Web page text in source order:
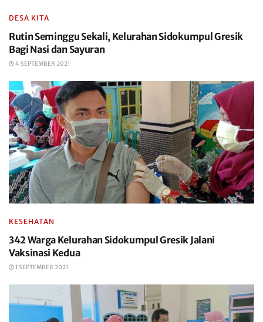
DESA KITA
Rutin Seminggu Sekali, Kelurahan Sidokumpul Gresik
Bagi Nasi dan Sayuran
4 SEPTEMBER 2021
KESEHATAN
342 Warga Kelurahan Sidokumpul Gresik Jalani
Vaksinasi Kedua
1 SEPTEMBER 2021